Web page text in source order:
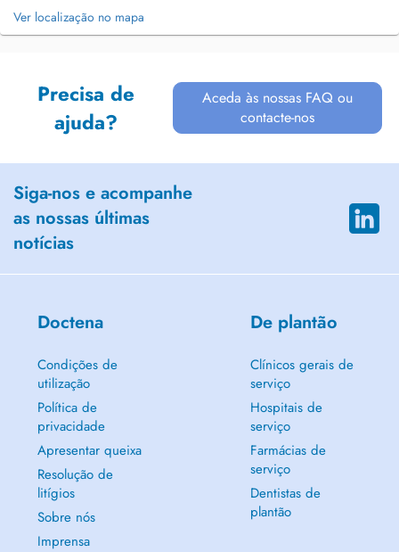
Ver localização no mapa
Precisa de
ajuda?
Aceda às nossas FAQ ou
contacte-nos
Siga-nos e acompanhe
as nossas últimas
notícias
Doctena
Condições de
utilização
Política de
privacidade
Apresentar queixa
Resolução de
litígios
Sobre nós
Imprensa
De plantão
Clínicos gerais de
serviço
Hospitais de
serviço
Farmácias de
serviço
Dentistas de
plantão